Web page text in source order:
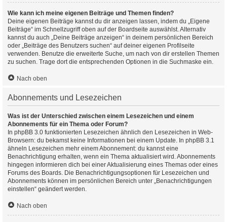
Wie kann ich meine eigenen Beiträge und Themen finden?
Deine eigenen Beiträge kannst du dir anzeigen lassen, indem du „Eigene
Beiträge“ im Schnellzugriff oben auf der Boardseite auswählst. Alternativ
kannst du auch „Deine Beiträge anzeigen“ in deinem persönlichen Bereich
oder „Beiträge des Benutzers suchen“ auf deiner eigenen Profilseite
verwenden. Benutze die erweiterte Suche, um nach von dir erstellen Themen
zu suchen. Trage dort die entsprechenden Optionen in die Suchmaske ein.
Nach oben
Abonnements und Lesezeichen
Was ist der Unterschied zwischen einem Lesezeichen und einem
Abonnements für ein Thema oder Forum?
In phpBB 3.0 funktionierten Lesezeichen ähnlich den Lesezeichen in Web-
Browsern: du bekamst keine Informationen bei einem Update. In phpBB 3.1
ähneln Lesezeichen mehr einem Abonnement: du kannst eine
Benachrichtigung erhalten, wenn ein Thema aktualisiert wird. Abonnements
hingegen informieren dich bei einer Aktualisierung eines Themas oder eines
Forums des Boards. Die Benachrichtigungsoptionen für Lesezeichen und
Abonnements können im persönlichen Bereich unter „Benachrichtigungen
einstellen“ geändert werden.
Nach oben